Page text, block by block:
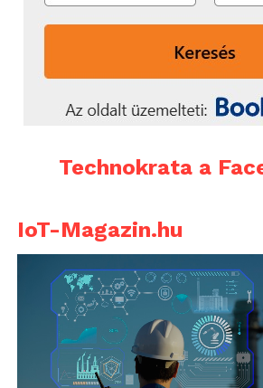
Technokrata a
IoT-Magazin.hu